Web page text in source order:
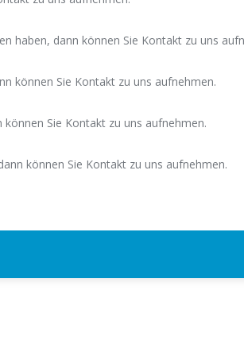
haben, dann können Sie Kontakt zu uns
können Sie Kontakt zu uns aufnehmen.
Sie Kontakt zu uns aufnehmen.
können Sie Kontakt zu uns aufnehmen.